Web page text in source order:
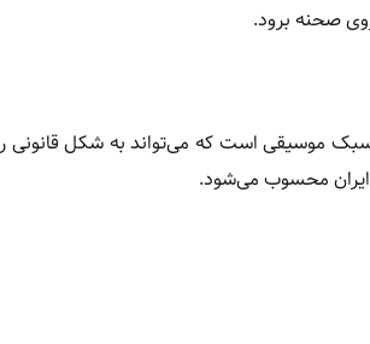
صحنه برود.
سبک موسیقی است که می‌تواند به شکل قانونی
محسوب می‌شود.